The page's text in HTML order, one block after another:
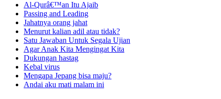
Al-Qurâ€™an Itu Ajaib
Passing and Leading
Jahatnya orang jahat
Menurut kalian adil atau tidak?
Satu Jawaban Untuk Segala Ujian
Agar Anak Kita Mengingat Kita
Dukungan hastag
Kebal virus
Mengapa Jepang bisa maju?
Andai aku mati malam ini